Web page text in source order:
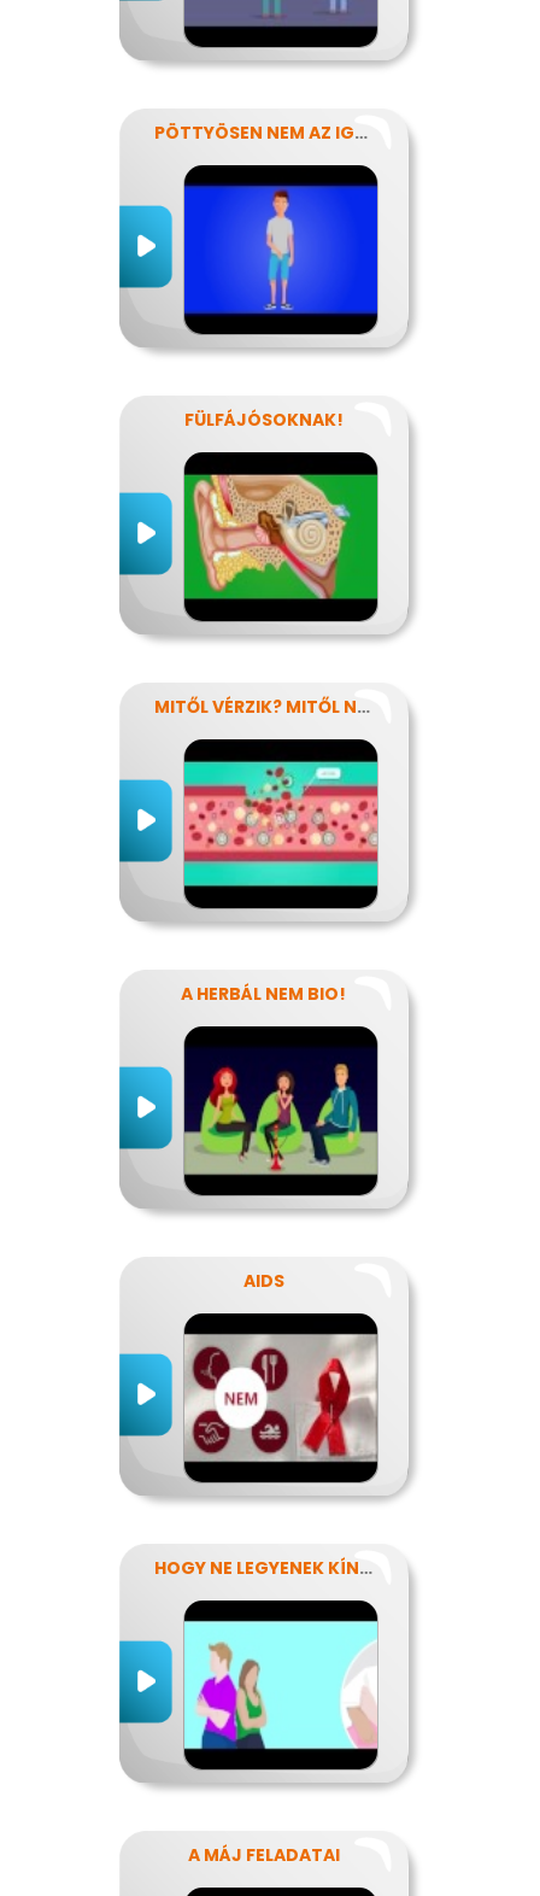
PÖTTYÖSEN NEM AZ IGAZI
FÜLFÁJÓSOKNAK!
MITŐL VÉRZIK? MITŐL NEM VÉRZIK?
A HERBÁL NEM BIO!
AIDS
HOGY NE LEGYENEK KÍNOS TITKOK
A MÁJ FELADATAI